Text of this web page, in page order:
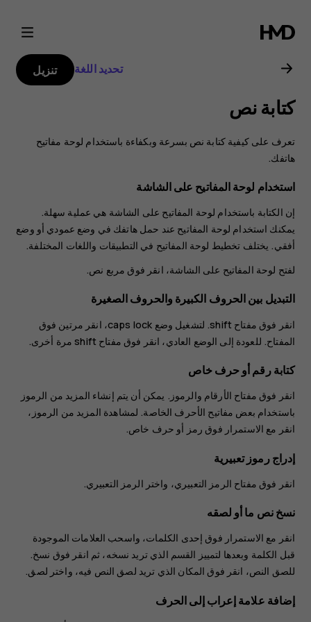
دليل
مستخدم
Nokia
2
تحديد اللغة تنزيل
كتابة نص
تعرف على كيفية كتابة نص بسرعة وبكفاءة باستخدام لوحة مفاتيح
هاتفك.
استخدام لوحة المفاتيح على الشاشة
إن الكتابة باستخدام لوحة المفاتيح على الشاشة هي عملية سهلة.
يمكنك استخدام لوحة المفاتيح عند حمل هاتفك في وضع عمودي أو وضع
أفقي. يختلف تخطيط لوحة المفاتيح في التطبيقات واللغات المختلفة.
لفتح لوحة المفاتيح على الشاشة، انقر فوق مربع نص.
ا‫لتبديل بين الحروف الكبيرة والحروف الصغيرة
انقر فوق مفتاح shift. لتشغيل وضع caps lock، انقر مرتين فوق
المفتاح. للعودة إلى الوضع العادي، انقر فوق مفتاح shift مرة أخرى.
كتابة رقم أو حرف خاص
انقر فوق مفتاح الأرقام والرموز. يمكن أن يتم إنشاء المزيد من الرموز
باستخدام بعض مفاتيح الأحرف الخاصة. لمشاهدة المزيد من الرموز،
انقر مع الاستمرار فوق رمز أو حرف خاص.
إدراج رموز تعبيرية
انقر فوق مفتاح الرمز التعبيري، واختر الرمز التعبيري.
نسخ نص ما أو لصقه
انقر مع الاستمرار فوق إحدى الكلمات، واسحب العلامات الموجودة
قبل الكلمة وبعدها لتمييز القسم الذي تريد نسخه، ثم انقر فوق نسخ.
للصق النص، انقر فوق المكان الذي تريد لصق النص فيه، واختر لصق.
إضافة علامة إعراب إلى الحرف